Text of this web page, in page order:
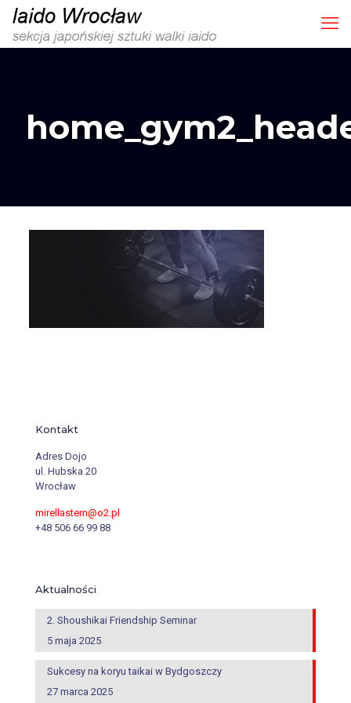
Kontakt
Adres Dojo
ul. Hubska 20
Wrocław
mirellastern@o2.pl
+48 506 66 99 88
Aktualności
2. Shoushikai Friendship Seminar
5 maja 2025
Sukcesy na koryu taikai w Bydgoszczy
27 marca 2025